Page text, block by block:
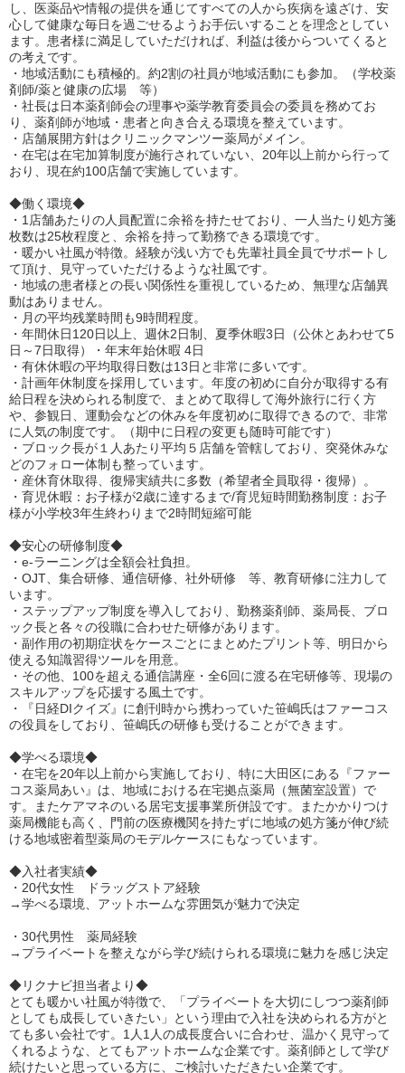
し、医薬品や情報の提供を通じてすべての人から疾病を遠ざけ、安
心して健康な毎日を過ごせるようお手伝いすることを理念としてい
ます。患者様に満足していただければ、利益は後からついてくると
の考えです。
・地域活動にも積極的。約2割の社員が地域活動にも参加。（学校薬
剤師/薬と健康の広場 等）
・社長は日本薬剤師会の理事や薬学教育委員会の委員を務めてお
り、薬剤師が地域・患者と向き合える環境を整えています。
・店舗展開方針はクリニックマンツー薬局がメイン。
・在宅は在宅加算制度が施行されていない、20年以上前から行って
おり、現在約100店舗で実施しています。
◆働く環境◆
・1店舗あたりの人員配置に余裕を持たせており、一人当たり処方箋
枚数は25枚程度と、余裕を持って勤務できる環境です。
・暖かい社風が特徴。経験が浅い方でも先輩社員全員でサポートし
て頂け、見守っていただけるような社風です。
・地域の患者様との長い関係性を重視しているため、無理な店舗異
動はありません。
・月の平均残業時間も9時間程度。
・年間休日120日以上、週休2日制、夏季休暇3日（公休とあわせて5
日～7日取得）・年末年始休暇 4日
・有休休暇の平均取得日数は13日と非常に多いです。
・計画年休制度を採用しています。年度の初めに自分が取得する有
給日程を決められる制度で、まとめて取得して海外旅行に行く方
や、参観日、運動会などの休みを年度初めに取得できるので、非常
に人気の制度です。（期中に日程の変更も随時可能です）
・ブロック長が１人あたり平均５店舗を管轄しており、突発休みな
どのフォロー体制も整っています。
・産休育休取得、復帰実績共に多数（希望者全員取得・復帰）。
・育児休暇：お子様が2歳に達するまで/育児短時間勤務制度：お子
様が小学校3年生終わりまで2時間短縮可能
◆安心の研修制度◆
・e-ラーニングは全額会社負担。
・OJT、集合研修、通信研修、社外研修 等、教育研修に注力して
います。
・ステップアップ制度を導入しており、勤務薬剤師、薬局長、ブロ
ック長と各々の役職に合わせた研修があります。
・副作用の初期症状をケースごとにまとめたプリント等、明日から
使える知識習得ツールを用意。
・その他、100を超える通信講座・全6回に渡る在宅研修等、現場の
スキルアップを応援する風土です。
・『日経DIクイズ』に創刊時から携わっていた笹嶋氏はファーコス
の役員をしており、笹嶋氏の研修も受けることができます。
◆学べる環境◆
・在宅を20年以上前から実施しており、特に大田区にある『ファー
コス薬局あい』は、地域における在宅拠点薬局（無菌室設置）で
す。またケアマネのいる居宅支援事業所併設です。またかかりつけ
薬局機能も高く、門前の医療機関を持たずに地域の処方箋が伸び続
ける地域密着型薬局のモデルケースにもなっています。
◆入社者実績◆
・20代女性 ドラッグストア経験
→学べる環境、アットホームな雰囲気が魅力で決定
・30代男性 薬局経験
→プライベートを整えながら学び続けられる環境に魅力を感じ決定
◆リクナビ担当者より◆
とても暖かい社風が特徴で、「プライベートを大切にしつつ薬剤師
としても成長していきたい」という理由で入社を決められる方がと
ても多い会社です。1人1人の成長度合いに合わせ、温かく見守って
くれるような、とてもアットホームな企業です。薬剤師として学び
続けたいと思っている方に、ご検討いただきたい企業です。